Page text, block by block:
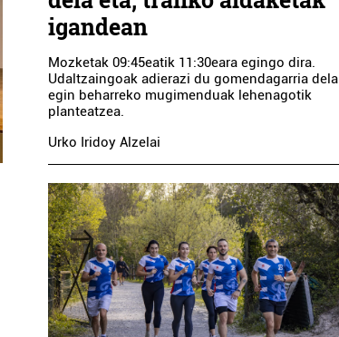
igandean
Mozketak 09:45eatik 11:30eara egingo dira.
Udaltzaingoak adierazi du gomendagarria dela
egin beharreko mugimenduak lehenagotik
planteatzea.
Urko Iridoy Alzelai